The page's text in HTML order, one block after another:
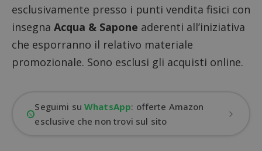
esclusivamente presso i punti vendita fisici con
insegna Acqua & Sapone aderenti all’iniziativa
che esporranno il relativo materiale
promozionale. Sono esclusi gli acquisti online.
Seguimi suWhatsApp: offerte Amazon
esclusive che non trovi sul sito